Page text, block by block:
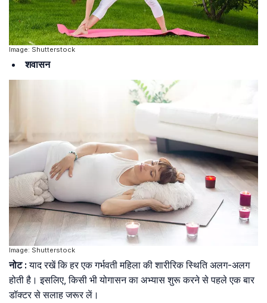
Image: Shutterstock
शवासन
Image: Shutterstock
नोट : याद रखें कि हर एक गर्भवती महिला की शारीरिक स्थिति अलग-अलग
होती है। इसलिए, किसी भी योगासन का अभ्यास शुरू करने से पहले एक बार
डॉक्टर से सलाह जरूर लें।